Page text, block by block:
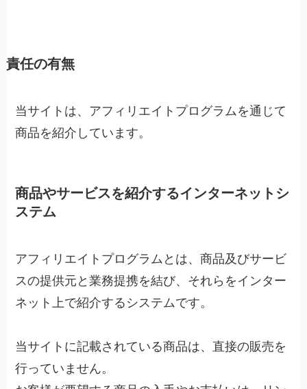
責任の有無
当サイトは、アフィリエイトプログラムを通じて
商品を紹介しています。
商品やサービスを紹介するインターネットシ
ステム
アフィリエイトプログラムとは、商品及びサービ
スの提供元と業務提携を結び、それらをインター
ネット上で紹介するシステムです。
当サイトに記載されている商品は、直接の販売を
行っていません。